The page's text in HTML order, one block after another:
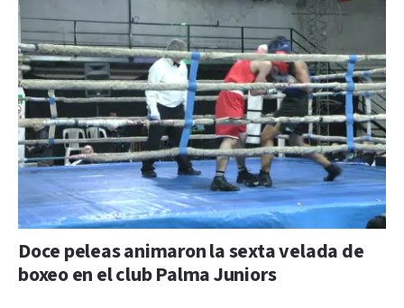
Doce peleas animaron la sexta velada de
boxeo en el club Palma Juniors